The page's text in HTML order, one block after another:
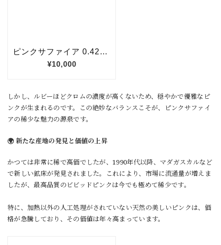
しかし、ルビーほどクロムの濃度が高くないため、穏やかで優雅なピ
ンクが生まれるのです。この絶妙なバランスこそが、ピンクサファイ
アの稀少な魅力の源泉です。
🌍 新たな産地の発見と価値の上昇
かつては非常に稀で高価でしたが、1990年代以降、マダガスカルなど
で新しい鉱床が発見されました。これにより、市場に流通量が増えま
したが、最高品質のビビッドピンクは今でも極めて稀少です。
特に、加熱以外の人工処理がされていない天然の美しいピンクは、価
格が急騰しており、その価値は年々高まっています。